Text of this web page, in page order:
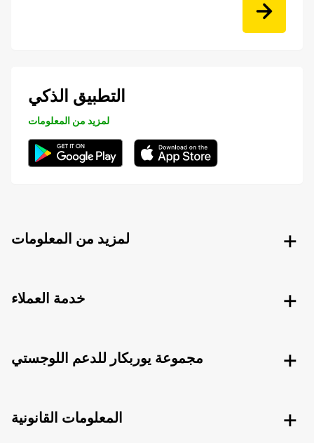
التطبيق الذكي
لمزيد من المعلومات
لمزيد من المعلومات
خدمة العملاء
مجموعة يوربكار للدعم اللوجستي
المعلومات القانونية